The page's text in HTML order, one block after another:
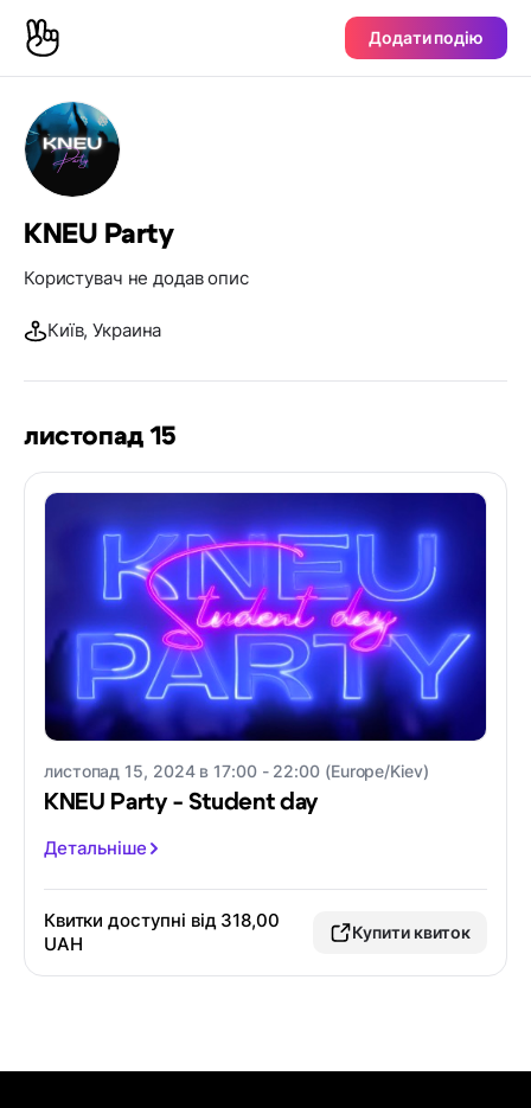
Додати подію
KNEU Party
Користувач не додав опис
Київ, Украина
листопад 15
листопад 15, 2024 в 17:00 - 22:00 (Europe/Kiev)
KNEU Party - Student day
Детальніше
Квитки доступні від 318,00
UAH
Купити квиток